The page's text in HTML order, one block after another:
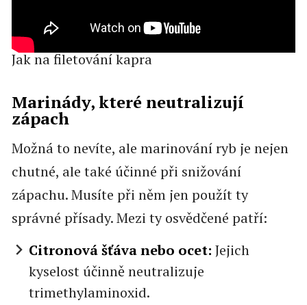
Jak na filetování kapra
Marinády, které neutralizují
zápach
Možná to nevíte, ale marinování ryb je nejen
chutné, ale také účinné při snižování
zápachu. Musíte při něm jen použít ty
správné přísady. Mezi ty osvědčené patří:
Citronová šťáva nebo ocet: Jejich
kyselost účinně neutralizuje
trimethylaminoxid.